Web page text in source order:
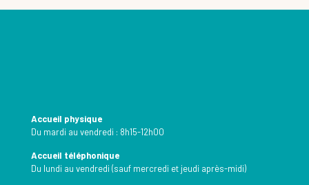
Accueil physique
Du mardi au vendredi : 8h15-12h00
Accueil téléphonique
Du lundi au vendredi (sauf mercredi et jeudi après-midi)